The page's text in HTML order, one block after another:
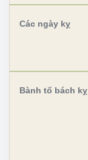
Các ngày kỵ
Bành tổ bách kỵ